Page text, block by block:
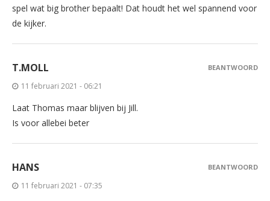
spel wat big brother bepaalt! Dat houdt het wel spannend voor
de kijker.
T.MOLL
11 februari 2021 - 06:21
Laat Thomas maar blijven bij Jill.
Is voor allebei beter
BEANTWOORD
HANS
11 februari 2021 - 07:35
BEANTWOORD